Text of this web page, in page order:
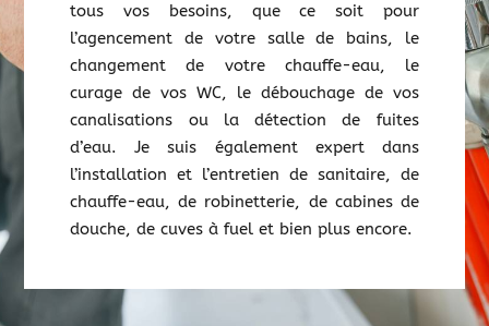
tous vos besoins, que ce soit pour
l’agencement de votre salle de bains, le
changement de votre chauffe-eau, le
curage de vos WC, le débouchage de vos
canalisations ou la détection de fuites
d’eau. Je suis également expert dans
l’installation et l’entretien de sanitaire, de
chauffe-eau, de robinetterie, de cabines de
douche, de cuves à fuel et bien plus encore.